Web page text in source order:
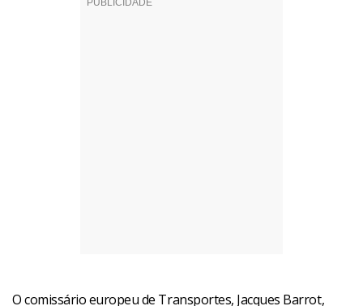
O comissário europeu de Transportes, Jacques Barrot,